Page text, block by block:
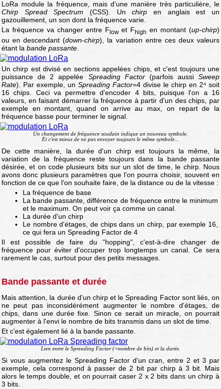
LoRa module la fréquence, mais d'une manière très particulière, le
Chirp Spread Spectrum (CSS). Unchirp en anglais est un
gazouillement, un son dont la fréquence varie.
La fréquence va changer entre F lowet Fhigh en montant (up-chirp)
ou en descendant (down-chirp), la variation entre ces deux valeurs
étant la bande passante
Un chirp est divisé en sections appelées chips, et c'est toujours une
puissance de 2 appelée Spreading Factor(parfois aussi Sweep
Rate). Par exemple, un Spreading Factor=4 divise le chirp en 2⁴ soit
16 chips. Ceci va permettre d'encoder 4 bits, puisque l'on a 16
valeurs, en faisant démarrer la fréquence à partir d'un des chips, par
exemple en montant, quand on arrive au max, on repart de la
fréquence basse pour terminer le signal.
Un changement de fréquence soudain indique un nouveau symbole.
Et c'est mieux de ne pas envoyer toujours le même symbole...
De cette manière, la durée d'un chirp est toujours la même, la
variation de la fréquence reste toujours dans la bande passante
désirée, et on code plusieurs bits sur un slot de time, le chirp. Nous
avons donc plusieurs paramètres que l'on pourra choisir, souvent en
fonction de ce que l'on souhaite faire, de la distance ou de la vitesse :
La fréquence de base
La bande passante, différence de fréquence entre le minimum
et le maximum. On peut voir ça comme un canal.
La durée d'un chirp
Le nombre d'étages, de chips dans un chirp, par exemple 16,
ce qui fera un Spreading Factor de 4
Il est possible de faire du "hopping", c'est-à-dire changer de
fréquence pour éviter d'occuper trop longtemps un canal. Ce sera
rarement le cas, surtout pour des petits messages.
Bande passante et durée
Mais attention, la durée d'un chirp et le Spreading Factor sont liés, on
ne peut pas inconsidérément augmenter le nombre d'étages, de
chips, dans une durée fixe. Sinon ce serait un miracle, on pourrait
augmenter à l'envi le nombre de bits transmis dans un slot de time.
Et c'est également lié à la bande passante.
Lien entre le Spreading Factor (=nombre de bits) et la durée.
Si vous augmentez le Spreading Factor d'un cran, entre 2 et 3 par
exemple, cela correspond à passer de 2 bit par chirp à 3 bit. Mais
alors le temps double, et on pourrait caser 2 x 2 bits dans un chirp à
3 bits.